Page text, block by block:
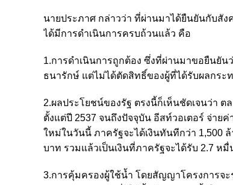
นายประภาศ กล่าวว่า ที่ผ่านมาได้ยืนยันกับสั
ได้มีการดำเนินการครบถ้วนแล้ว คือ
1.การดำเนินการถูกต้อง ซึ่งที่ผ่านมาขอยืนยั
ธนารักษ์ แต่ไม่ได้ตัดสิทธิ์ของผู้ที่ได้รับผลกระ
2.ผลประโยชน์ของรัฐ ตรงนี้ก็เห็นชัดเจนว่า
ตั้งแต่ปี 2537 จนถึงปัจจุบัน อีสท์วอเตอร์ จ่าย
ใหม่ในวันนี้ ภาครัฐจะได้เงินทันทีกว่า 1,500
บาท รวมแล้วเป็นเงินที่ภาครัฐจะได้รับ 2.7 ห
3.การคุ้มครองผู้ใช้น้ำ โดยสัญญาโครงการจะ